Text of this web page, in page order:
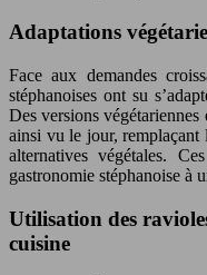
Adaptations
Face aux demandes
stéphanoises ont su
Des versions
ainsi vu le jour, remplaçant
alternatives végétales.
gastronomie stéphanoise à
Utilisation des
cuisine